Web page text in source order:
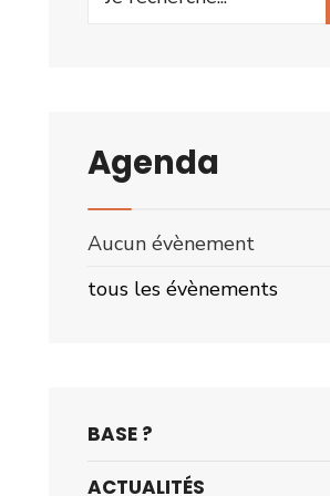
Agenda
Aucun évènement
tous les évènements
BASE ?
ACTUALITÉS